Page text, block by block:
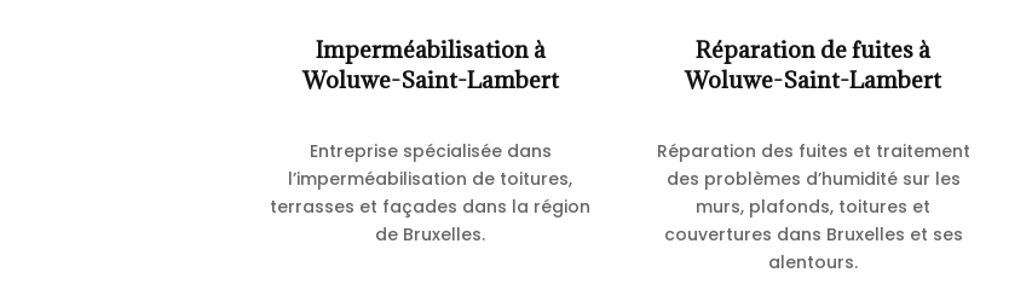
Imperméabilisation à
Woluwe-Saint-Lambert
Entreprise spécialisée dans
l’imperméabilisation de toitures,
terrasses et façades dans la région
de Bruxelles.
Réparation de fuites à
Woluwe-Saint-Lambert
Réparation des fuites et traitement
des problèmes d’humidité sur les
murs, plafonds, toitures et
couvertures dans Bruxelles et ses
alentours.